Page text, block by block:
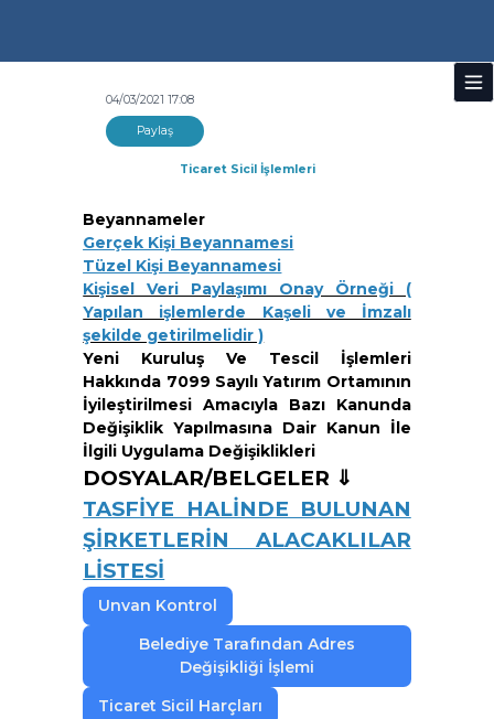
04/03/2021 17:08
Paylaş
Ticaret Sicil İşlemleri
Beyannameler
Gerçek Kişi Beyannamesi
Tüzel Kişi Beyannamesi
Kişisel Veri Paylaşımı Onay Örneği (
Yapılan işlemlerde Kaşeli ve İmzalı
şekilde getirilmelidir )
Yeni Kuruluş Ve Tescil İşlemleri
Hakkında 7099 Sayılı Yatırım Ortamının
İyileştirilmesi Amacıyla Bazı Kanunda
Değişiklik Yapılmasına Dair Kanun İle
İlgili Uygulama Değişiklikleri
DOSYALAR/BELGELER ⇓
TASFİYE HALİNDE BULUNAN
ŞİRKETLERİN ALACAKLILAR
LİSTESİ
Unvan Kontrol
Belediye Tarafından Adres
Değişikliği İşlemi
Ticaret Sicil Harçları